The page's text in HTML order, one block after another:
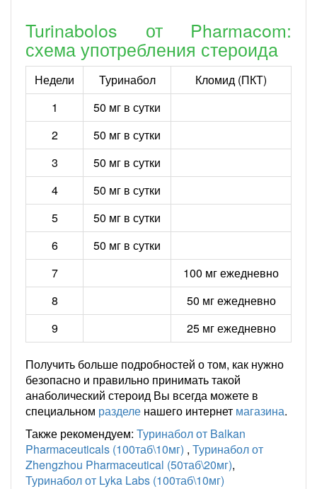
Turinabolos от Pharmacom:
схема употребления стероида
Недели Туринабол
Кломид (ПКТ)
1
50 мг в сутки
2
50 мг в сутки
3
50 мг в сутки
4
50 мг в сутки
5
50 мг в сутки
6
50 мг в сутки
7
100 мг ежедневно
8
50 мг ежедневно
9
25 мг ежедневно
Получить больше подробностей о том, как нужно
безопасно и правильно принимать такой
анаболический стероид Вы всегда можете в
специальном разделе нашего интернет магазина.
Также рекомендуем: Туринабол от Balkan
Pharmaceuticals (100таб\10мг) , Туринабол от
Zhengzhou Pharmaceutical (50таб\20мг),
Туринабол от Lyka Labs (100таб\10мг)